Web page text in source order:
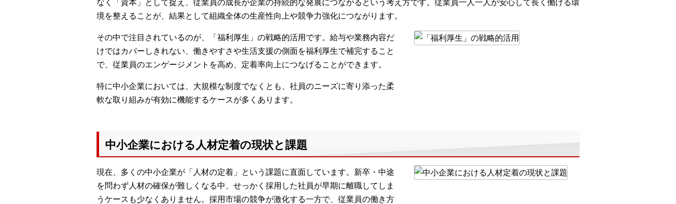
なく「資本」として捉え、従業員の成長が企業の持続的な発展につながるという考え方です。従業員一人一人が安心して長く働ける環
境を整えることが、結果として組織全体の生産性向上や競争力強化につながります。
その中で注目されているのが、「福利厚生」の戦略的活用です。給与や業務内容だ
けではカバーしきれない、働きやすさや生活支援の側面を福利厚生で補完すること
で、従業員のエンゲージメントを高め、定着率向上につなげることができます。
特に中小企業においては、大規模な制度でなくとも、社員のニーズに寄り添った柔
軟な取り組みが有効に機能するケースが多くあります。
中小企業における人材定着の現状と課題
現在、多くの中小企業が「人材の定着」という課題に直面しています。新卒・中途
を問わず人材の確保が難しくなる中、せっかく採用した社員が早期に離職してしま
うケースも少なくありません。採用市場の競争が激化する一方で、従業員の働き方